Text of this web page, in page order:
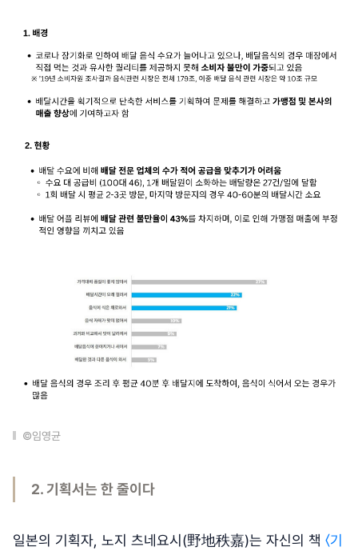
©임영균
2. 기획서는 한 줄이다
일본의 기획자, 노지 츠네요시(野地秩嘉)는 자신의 책 〈기